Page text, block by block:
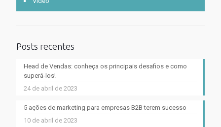
Posts recentes
Head de Vendas: conheça os principais desafios e como
superá-los!
24 de abril de 2023
5 ações de marketing para empresas B2B terem sucesso
10 de abril de 2023